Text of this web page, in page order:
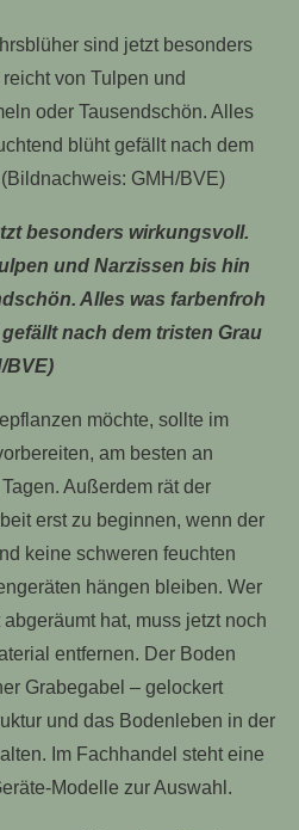
besonders wirkungsvoll.
und Narzissen bis hin
Alles was farbenfroh
nach dem tristen Grau
BVE)
möchte, sollte im
am besten an
Außerdem rät der
erst zu beginnen, wenn der
keine schweren feuchten
hängen bleiben. Wer
hat, muss jetzt noch
entfernen. Der Boden
Grabegabel – gelockert
und das Bodenleben in der
Im Fachhandel steht eine
Modelle zur Auswahl.